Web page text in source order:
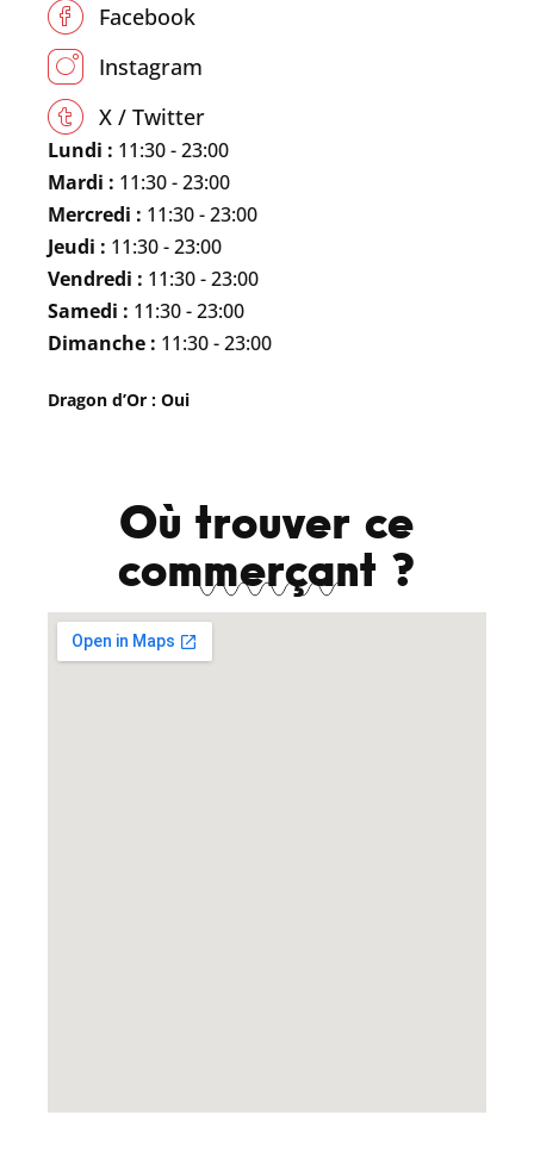
Facebook
Instagram
X / Twitter
Lundi : 11:30 - 23:00
Mardi : 11:30 - 23:00
Mercredi : 11:30 - 23:00
Jeudi : 11:30 - 23:00
Vendredi : 11:30 - 23:00
Samedi : 11:30 - 23:00
Dimanche : 11:30 - 23:00
Dragon d’Or : Oui
Où trouver ce
commerçant ?